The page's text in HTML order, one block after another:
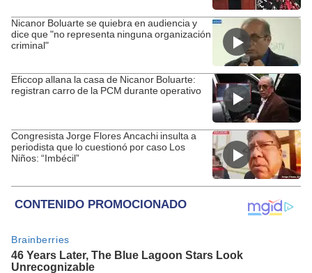
Nicanor Boluarte se quiebra en audiencia y
dice que "no representa ninguna organización
criminal"
Eficcop allana la casa de Nicanor Boluarte:
registran carro de la PCM durante operativo
Congresista Jorge Flores Ancachi insulta a
periodista que lo cuestionó por caso Los
Niños: “Imbécil”